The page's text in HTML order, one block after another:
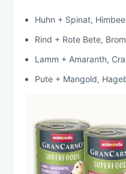
Huhn + Spinat,
Rind + Rote Bete,
Lamm + Amaranth,
Pute + Mangold,